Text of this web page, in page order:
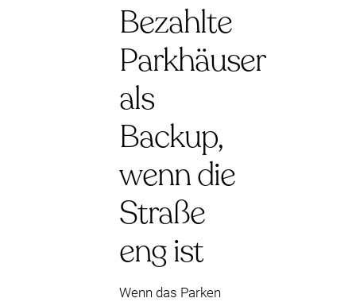
Bezahlte
Parkhäuser
als
Backup,
wenn die
Straße
eng ist
Wenn das Parken